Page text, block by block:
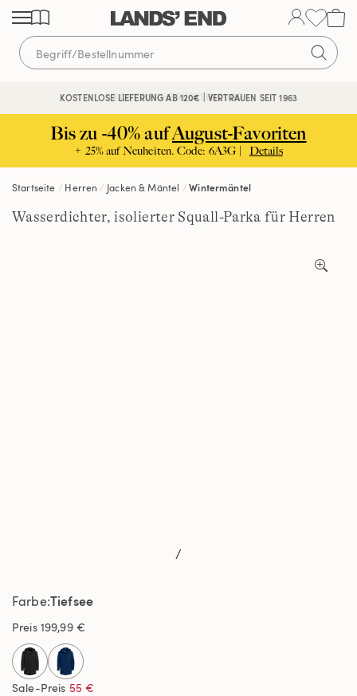
Direkt
zum
Inhalt
Direkt
zur
Navigation
Direkt
zur
Suche
KOSTENLOSE LIEFERUNG AB 120€ | VERTRAUEN SEIT 1963
KOSTENFREIE RÜCKSENDUNG
Bis zu -40% aufAugust-Favoriten
+ 25% auf Neuheiten. Code: 6A3G | Details
Startseite Herren Jacken & Mäntel Wintermäntel
Wasserdichter, isolierter Squall-Parka für Herren
/
FarbeTiefsee
Preis 199,99 €
selected
Sale-Preis 55 €